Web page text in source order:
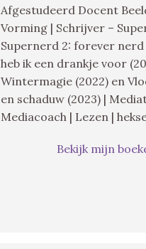
Afgestudeerd Docent
Vorming | Schrijver –
Supernerd 2: forever nerd
heb ik een drankje voor
Wintermagie (2022) en
en schaduw (2023) |
Mediacoach | Lezen |
Bekijk mijn